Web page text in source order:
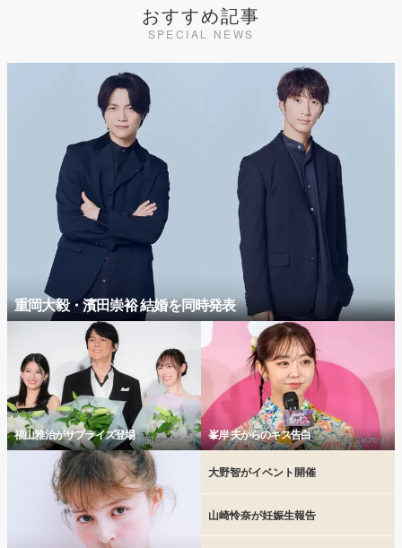
おすすめ記事
SPECIAL NEWS
重岡大毅・濱田崇裕 結婚を同時発表
福山雅治がサプライズ登場 峯岸 夫からのキス告白
大野智がイベント開催
山崎怜奈が妊娠生報告